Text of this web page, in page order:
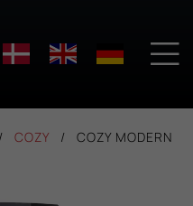

COZY
COZY MODERN